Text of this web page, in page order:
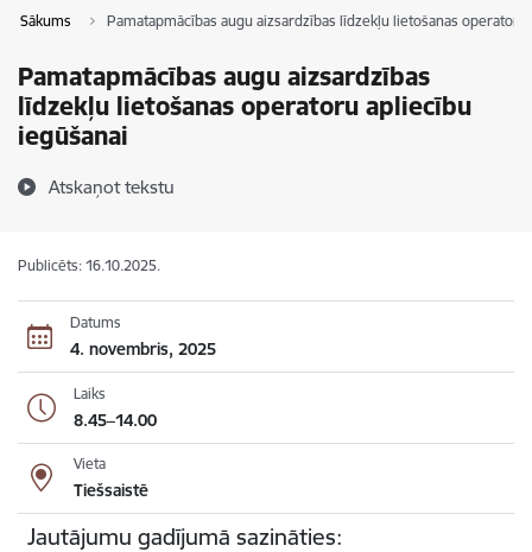
Sākums Pamatapmācības augu aizsardzības līdzekļu lietošanas
Pamatapmācības augu aizsardzības
līdzekļu lietošanas operatoru apliecību
iegūšanai
Atskaņot tekstu
Publicēts: 16.10.2025.
Datums
4. novembris, 2025
Laiks
8.45–14.00
Vieta
Tiešsaistē
Jautājumu gadījumā sazināties: